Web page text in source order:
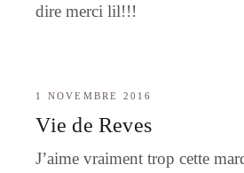
dire merci lil!!!
1 NOVEMBRE 2016
Vie de Reves
J’aime vraiment trop cette